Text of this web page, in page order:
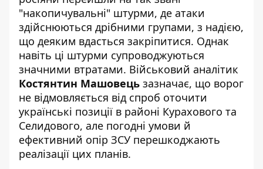
"накопичувальні" штурми, де атаки
здійснюються дрібними групами, з надією,
що деяким вдасться закріпитися. Однак
навіть ці штурми супроводжуються
значними втратами. Військовий аналітик
Костянтин Машовець зазначає, що ворог
не відмовляється від спроб оточити
українські позиції в районі Курахового та
Селидового, але погодні умови й
ефективний опір ЗСУ перешкоджають
реалізації цих планів.